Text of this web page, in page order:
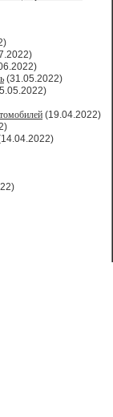
(31.05.2022)
(19.04.2022)